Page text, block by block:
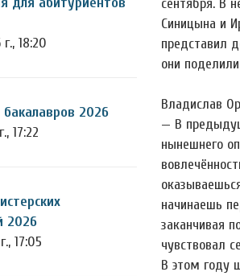
18:20
2026
17:22
2026
17:05
сентября. В
Синицына и
представил
они
Владислав
— В
нынешнего
начинаешь
заканчивая
чувствовал
В этом году